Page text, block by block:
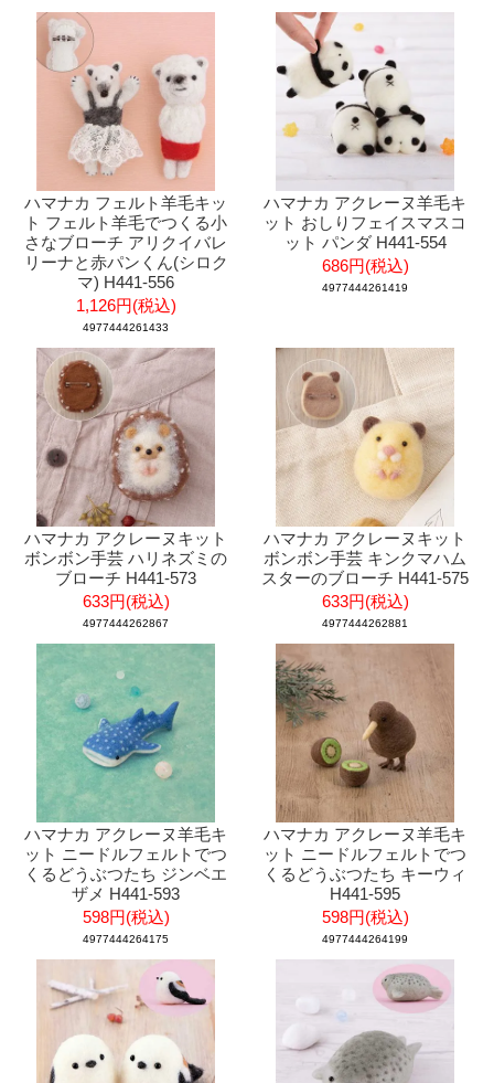
ハマナカ フェルト羊毛キッ
ト フェルト羊毛でつくる小
さなブローチ アリクイバレ
リーナと赤パンくん(シロク
マ) H441-556
1,126円(税込)
4977444261433
ハマナカ アクレーヌ羊毛キ
ット おしりフェイスマスコ
ット パンダ H441-554
686円(税込)
4977444261419
ハマナカ アクレーヌキット
ボンボン手芸 ハリネズミの
ブローチ H441-573
633円(税込)
4977444262867
ハマナカ アクレーヌキット
ボンボン手芸 キンクマハム
スターのブローチ H441-575
633円(税込)
4977444262881
ハマナカ アクレーヌ羊毛キ
ット ニードルフェルトでつ
くるどうぶつたち ジンベエ
ザメ H441-593
598円(税込)
4977444264175
ハマナカ アクレーヌ羊毛キ
ット ニードルフェルトでつ
くるどうぶつたち キーウィ
H441-595
598円(税込)
4977444264199